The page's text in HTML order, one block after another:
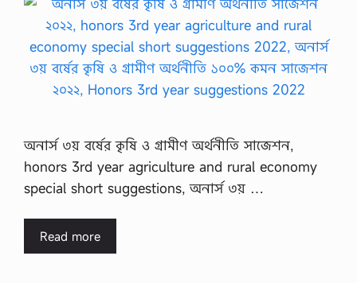
অনার্স ৩য় বর্ষের কৃষি ও গ্রামীণ অর্থনীতি সাজেশন,
honors 3rd year agriculture and rural economy
special short suggestions, অনার্স ৩য় …
Read more